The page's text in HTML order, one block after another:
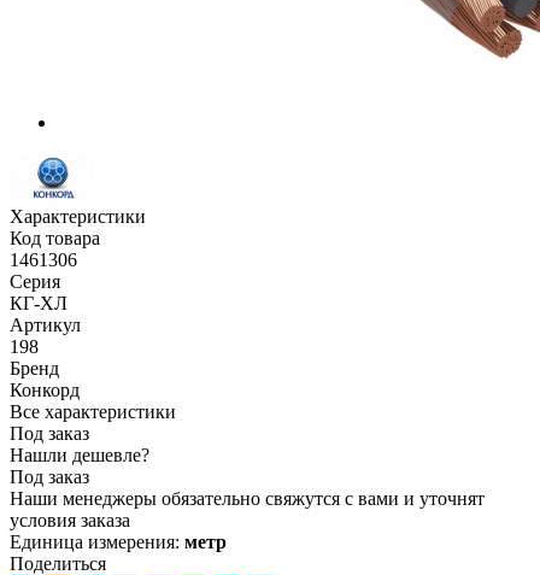
Характеристики
Код товара
1461306
Серия
КГ-ХЛ
Артикул
198
Бренд
Конкорд
Все характеристики
Под заказ
Нашли дешевле?
Под заказ
Наши менеджеры обязательно свяжутся с вами и уточнят
условия заказа
Единица измерения: метр
Поделиться